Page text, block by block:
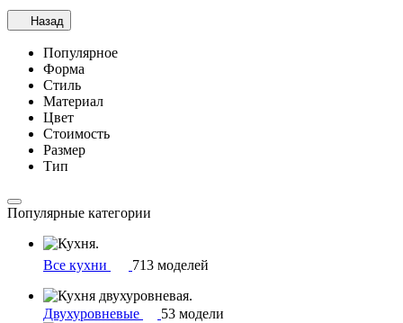
Назад
Популярное
Форма
Стиль
Материал
Цвет
Стоимость
Размер
Тип
Популярные категории
Все кухни 713 моделей
Двухуровневые 53 модели